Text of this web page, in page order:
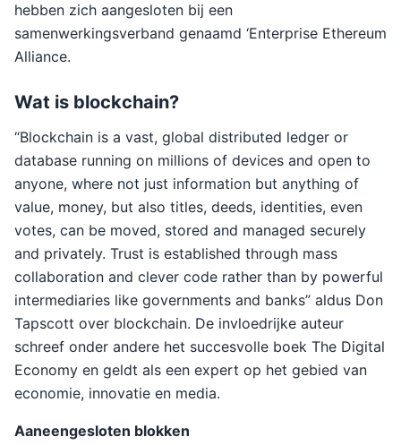
hebben zich aangesloten bij een
samenwerkingsverband genaamd ‘Enterprise Ethereum
Alliance.
Wat is blockchain?
“Blockchain is a vast, global distributed ledger or
database running on millions of devices and open to
anyone, where not just information but anything of
value, money, but also titles, deeds, identities, even
votes, can be moved, stored and managed securely
and privately. Trust is established through mass
collaboration and clever code rather than by powerful
intermediaries like governments and banks” aldus Don
Tapscott over blockchain. De invloedrijke auteur
schreef onder andere het succesvolle boek The Digital
Economy en geldt als een expert op het gebied van
economie, innovatie en media.
Aaneengesloten blokken